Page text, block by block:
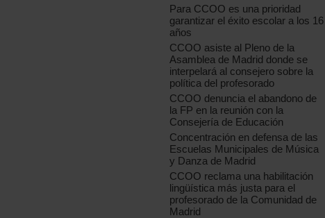
Para CCOO es una prioridad
garantizar el éxito escolar a los 16
años
CCOO asiste al Pleno de la
Asamblea de Madrid donde se
interpelará al consejero sobre la
política del profesorado
CCOO denuncia el abandono de
la FP en la reunión con la
Consejería de Educación
Concentración en defensa de las
Escuelas Municipales de Música
y Danza de Madrid
CCOO reclama una habilitación
lingüística más justa para el
profesorado de la Comunidad de
Madrid